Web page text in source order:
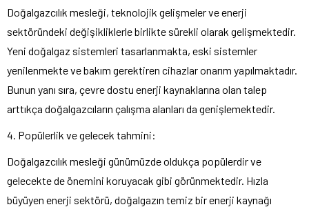
Doğalgazcılık mesleği, teknolojik gelişmeler ve enerji
sektöründeki değişikliklerle birlikte sürekli olarak gelişmektedir.
Yeni doğalgaz sistemleri tasarlanmakta, eski sistemler
yenilenmekte ve bakım gerektiren cihazlar onarım yapılmaktadır.
Bunun yanı sıra, çevre dostu enerji kaynaklarına olan talep
arttıkça doğalgazcıların çalışma alanları da genişlemektedir.
4. Popülerlik ve gelecek tahmini:
Doğalgazcılık mesleği günümüzde oldukça popülerdir ve
gelecekte de önemini koruyacak gibi görünmektedir. Hızla
büyüyen enerji sektörü, doğalgazın temiz bir enerji kaynağı